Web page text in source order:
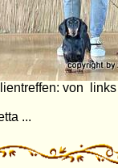
von
...